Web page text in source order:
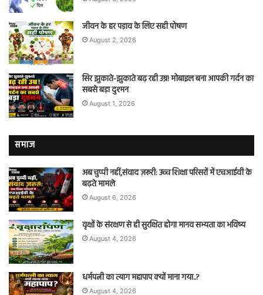
जीवन के हर पड़ाव के लिए सही पोषण
August 2, 2026
सिर झुकाते-झुकाते बढ़ रही उम्र! मोबाइल बना आपकी गर्दन का
सबसे बड़ा दुश्मन
August 1, 2026
समाज
अब चुप्पी नहीं,संवाद ज़रूरी: उच्च शिक्षा परिसरों में एचआईवी के
बढ़ते मामले
August 6, 2026
वृक्षों के संरक्षण से ही सुरक्षित होगा मानव सभ्यता का भविष्य
August 4, 2026
धर्मपत्नी का त्याग महापाप क्यों माना गया..?
August 4, 2026